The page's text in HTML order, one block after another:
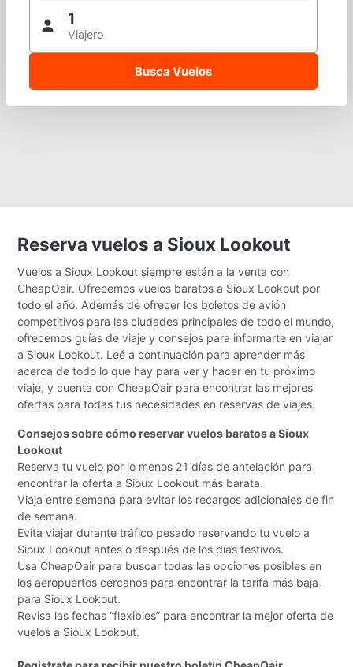
1
Viajero
Reserva vuelos a Sioux Lookout
Vuelos a Sioux Lookout siempre están a la venta con
CheapOair. Ofrecemos vuelos baratos a Sioux Lookout por
todo el año. Además de ofrecer los boletos de avión
competitivos para las ciudades principales de todo el mundo,
ofrecemos guías de viaje y consejos para informarte en viajar
a Sioux Lookout. Leé a continuación para aprender más
acerca de todo lo que hay para ver y hacer en tu próximo
viaje, y cuenta con CheapOair para encontrar las mejores
ofertas para todas tus necesidades en reservas de viajes.
Consejos sobre cómo reservar vuelos baratos a Sioux
Lookout
Reserva tu vuelo por lo menos 21 días de antelación para
encontrar la oferta a Sioux Lookout más barata.
Viaja entre semana para evitar los recargos adicionales de fin
de semana.
Evita viajar durante tráfico pesado reservando tu vuelo a
Sioux Lookout antes o después de los días festivos.
Usa CheapOair para buscar todas las opciones posibles en
los aeropuertos cercanos para encontrar la tarifa más baja
para Sioux Lookout.
Revisa las fechas “flexibles” para encontrar la mejor oferta de
vuelos a Sioux Lookout.